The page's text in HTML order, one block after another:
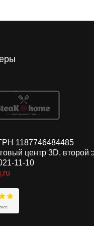
1187746484485
центр 3D, второй
11-10